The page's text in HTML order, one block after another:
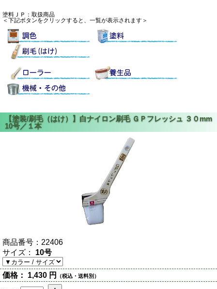
塗料ＪＰ：取扱商品
＜下記ボタンをクリックすると、一覧が表示されます＞
商品番号： 22406
サイズ： 10号
価格： 1,430 円 （税込・送料別）